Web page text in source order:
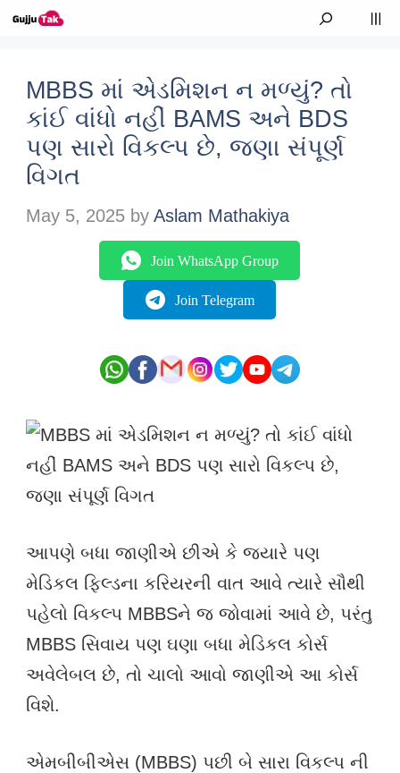
Skip to content
MBBS માં એડમિશન ન મળ્યું? તો
કાંઈ વાંધો નહીં BAMS અને BDS
પણ સારો વિકલ્પ છે, જણા સંપૂર્ણ
વિગત
May 5, 2025 by Aslam Mathakiya
Join WhatsApp Group
Join Telegram
આપણે બધા જાણીએ છીએ કે જ્યારે પણ
મેડિકલ ફિલ્ડના કરિયરની વાત આવે ત્યારે સૌથી
પહેલો વિકલ્પ MBBSને જ જોવામાં આવે છે, પરંતુ
MBBS સિવાય પણ ઘણા બધા મેડિકલ કોર્સ
અવેલેબલ છે, તો ચાલો આવો જાણીએ આ કોર્સ
વિશે.
એમબીબીએસ (MBBS) પછી બે સારા વિકલ્પ ની